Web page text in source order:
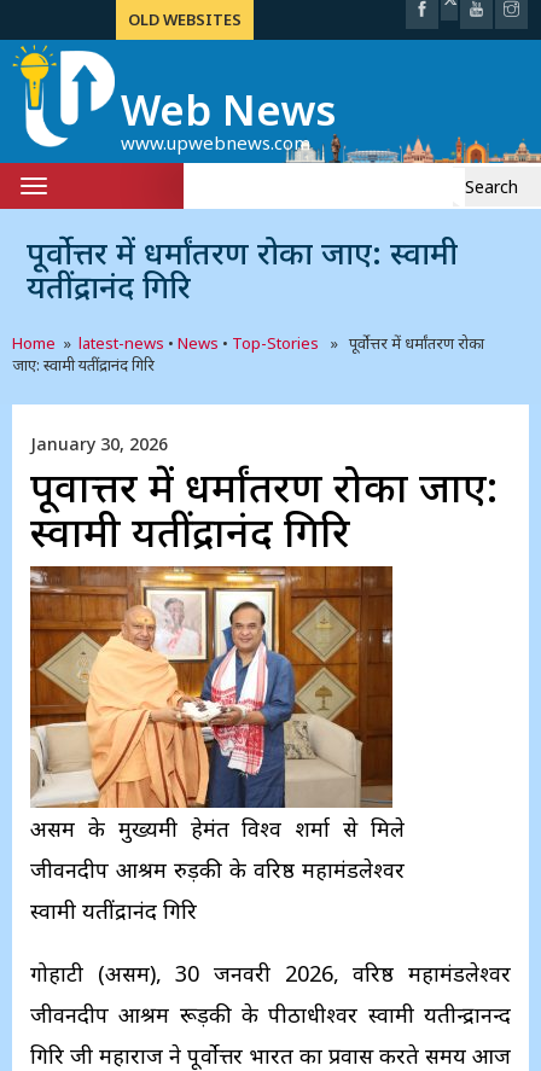
OLD WEBSITES
Web News
www.upwebnews.com
Toggle
navigation
पूर्वोत्तर में धर्मांतरण रोका जाए: स्वामी
यतींद्रानंद गिरि
Home » latest-news • News • Top-Stories » पूर्वोत्तर में धर्मांतरण रोका
जाए: स्वामी यतींद्रानंद गिरि
January 30, 2026
पूर्वोत्तर में धर्मांतरण रोका जाए:
स्वामी यतींद्रानंद गिरि
असम के मुख्यमंत्री हेमंत विश्व शर्मा से मिले
जीवनदीप आश्रम रुड़की के वरिष्ठ महामंडलेश्वर
स्वामी यतींद्रानंद गिरि
गोहाटी (असम), 30 जनवरी 2026, वरिष्ठ महामंडलेश्वर
जीवनदीप आश्रम रूड़की के पीठाधीश्वर स्वामी यतीन्द्रानन्द
गिरि जी महाराज ने पूर्वोत्तर भारत का प्रवास करते समय आज